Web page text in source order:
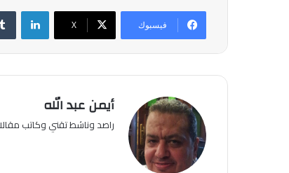
فيسبوك ‫X
أيمن عبد الله
راصد وناشط تقني وكاتب